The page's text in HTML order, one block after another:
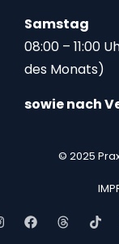
Samstag
08:00 – 11:00
des Monats)
sowie nach
© 2025